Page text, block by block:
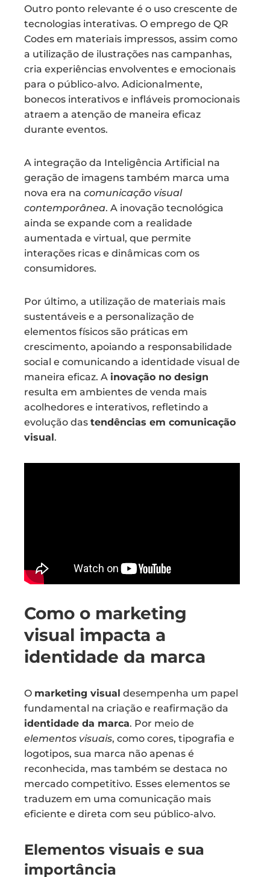
Outro ponto relevante é o uso crescente de
tecnologias interativas. O emprego de QR
Codes em materiais impressos, assim como
a utilização de ilustrações nas campanhas,
cria experiências envolventes e emocionais
para o público-alvo. Adicionalmente,
bonecos interativos e infláveis promocionais
atraem a atenção de maneira eficaz
durante eventos.
A integração da Inteligência Artificial na
geração de imagens também marca uma
nova era na comunicação visual
contemporânea. A inovação tecnológica
ainda se expande com a realidade
aumentada e virtual, que permite
interações ricas e dinâmicas com os
consumidores.
Por último, a utilização de materiais mais
sustentáveis e a personalização de
elementos físicos são práticas em
crescimento, apoiando a responsabilidade
social e comunicando a identidade visual de
maneira eficaz. A inovação no design
resulta em ambientes de venda mais
acolhedores e interativos, refletindo a
evolução das tendências em comunicação
visual.
Como o marketing
visual impacta a
identidade da marca
O marketing visual desempenha um papel
fundamental na criação e reafirmação da
identidade da marca. Por meio de
elementos visuais, como cores, tipografia e
logotipos, sua marca não apenas é
reconhecida, mas também se destaca no
mercado competitivo. Esses elementos se
traduzem em uma comunicação mais
eficiente e direta com seu público-alvo.
Elementos visuais e sua
importância